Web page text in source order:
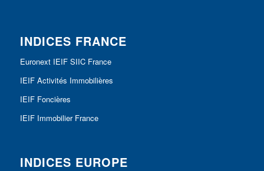
INDICES FRANCE
Euronext IEIF SIIC France
IEIF Activités Immobilières
IEIF Foncières
IEIF Immobilier France
INDICES EUROPE